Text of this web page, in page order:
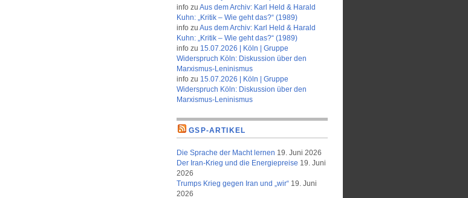
info zu Aus dem Archiv: Karl Held & Harald
Kuhn: „Kritik – Wie geht das?“ (1989)
info zu Aus dem Archiv: Karl Held & Harald
Kuhn: „Kritik – Wie geht das?“ (1989)
info zu 15.07.2026 | Köln | Gruppe
Widerspruch Köln: Diskussion über den
Marxismus-Leninismus
info zu 15.07.2026 | Köln | Gruppe
Widerspruch Köln: Diskussion über den
Marxismus-Leninismus
GSP-ARTIKEL
Die Sprache der Macht lernen 19. Juni 2026
Der Iran-Krieg und die Energiepreise 19. Juni
2026
Trumps Krieg gegen Iran und „wir“ 19. Juni
2026